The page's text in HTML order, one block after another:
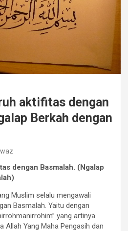
aktifitas dengan
Berkah dengan
dengan Basmalah. (Ngalap
Muslim selalu mengawali
Basmalah. Yaitu dengan
yang artinya
Allah Yang Maha Pengasih dan